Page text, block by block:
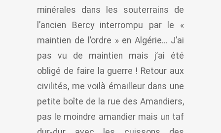
minérales dans les souterrains de
l’ancien Bercy interrompu par le «
maintien de l’ordre » en Algérie… J’ai
pas vu de maintien mais j’ai été
obligé de faire la guerre ! Retour aux
civilités, me voilà émailleur dans une
petite boîte de la rue des Amandiers,
pas le moindre amandier mais un taf